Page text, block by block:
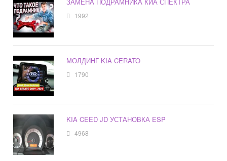
1992
МОЛДИНГ KIA CERATO
1790
KIA CEED JD УСТАНОВКА ESP
4968